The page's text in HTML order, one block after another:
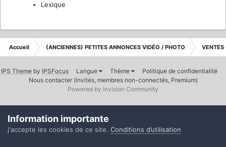
Lexique
Accueil (ANCIENNES) PETITES ANNONCES VIDÉO / PHOTO VENTES
IPS Theme by IPSFocus Langue Thème
Politique de confidentialité
Nous contacter (invités, membres non-connectés, Premium)
Powered by Invision Community
Information importante
j'accepte les cookies de ce site. Conditions d’utilisation